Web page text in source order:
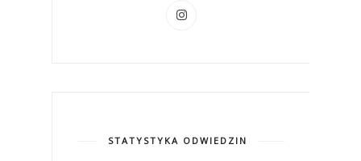
STATYSTYKA ODWIEDZIN